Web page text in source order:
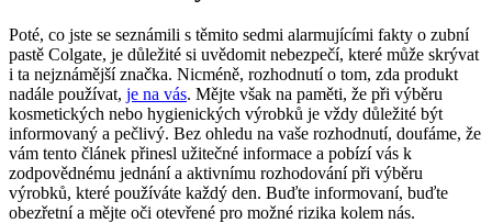
Poté, co jste se seznámili s těmito sedmi alarmujícími fakty o zubní
pastě Colgate, je důležité si uvědomit nebezpečí, které může skrývat
i ta nejznámější značka. Nicméně, rozhodnutí o tom, zda produkt
nadále používat, je na vás. Mějte však na paměti, že při výběru
kosmetických nebo hygienických výrobků je vždy důležité být
informovaný a pečlivý. Bez ohledu na vaše rozhodnutí, doufáme, že
vám tento článek přinesl užitečné informace a pobízí vás k
zodpovědnému jednání a aktivnímu rozhodování při výběru
výrobků, které používáte každý den. Buďte informovaní, buďte
obezřetní a mějte oči otevřené pro možné rizika kolem nás.